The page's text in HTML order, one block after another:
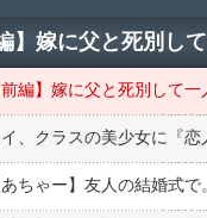
イ、クラスの美少女に『